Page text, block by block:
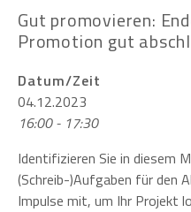
Gut promovieren:
Promotion gut
Datum/Zeit
04.12.2023
16:00 - 17:30
Identifizieren Sie in diesem
(Schreib-)Aufgaben für den
Impulse mit, um Ihr Projekt